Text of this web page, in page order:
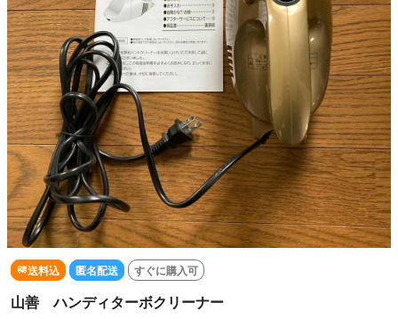
送料込 匿名配送 すぐに購入可
山善 ハンディターボクリーナー